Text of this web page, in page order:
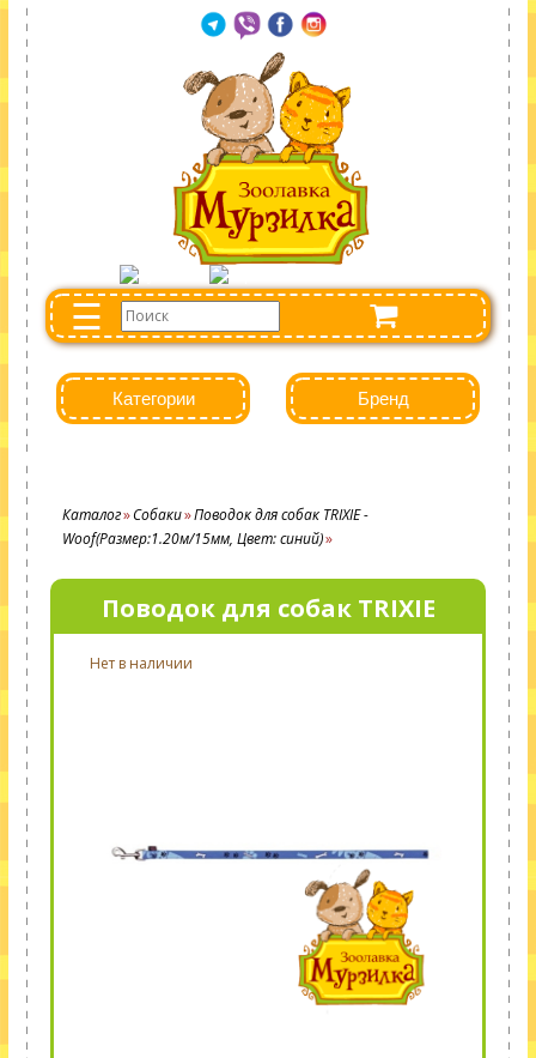
☰
Категории Бренд
Каталог Собаки Поводок для собак TRIXIE -
Woof(Размер:1.20м/15мм, Цвет: синий)
Поводок для собак TRIXIE
Нет в наличии